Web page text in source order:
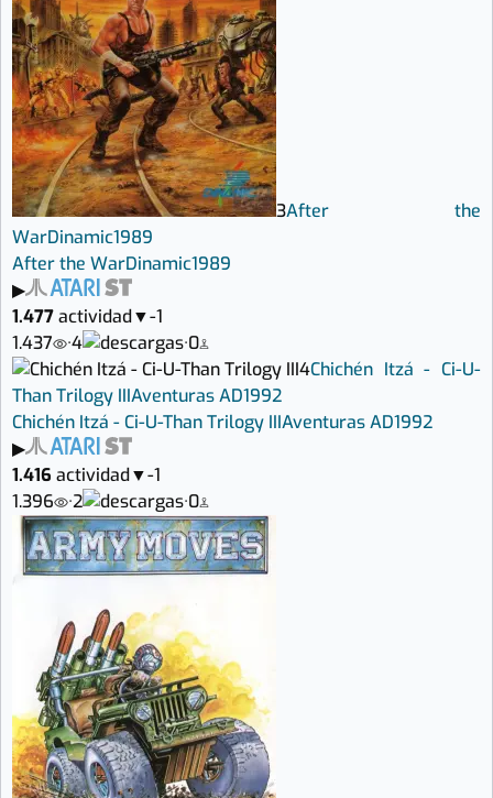
3After the
WarDinamic1989
After the WarDinamic1989
▶
1.477actividad▼-1
1.437
·4 ·0
4Chichén Itzá - Ci-U-
Than Trilogy IIIAventuras AD1992
Chichén Itzá - Ci-U-Than Trilogy IIIAventuras AD1992
▶
1.416 actividad▼-1
1.396
·2 ·0